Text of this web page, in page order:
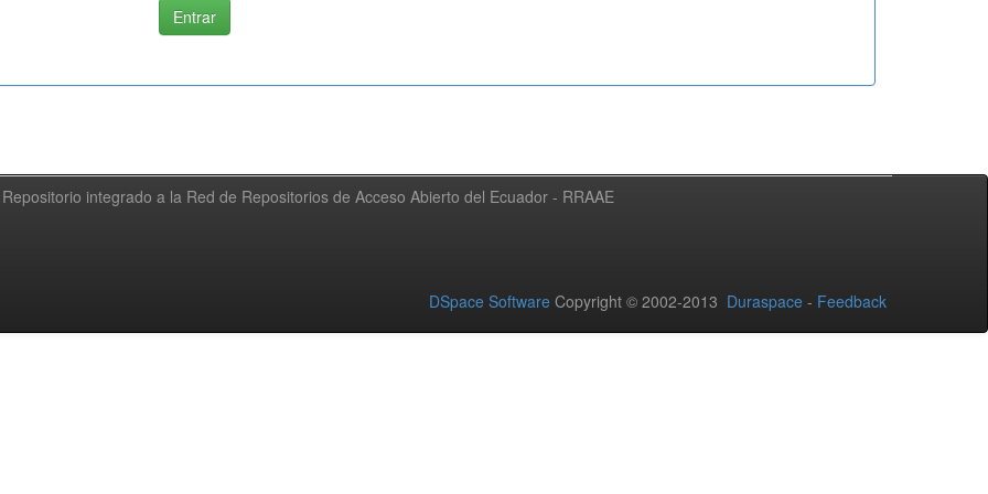
Repositorio integrado a la Red de Repositorios de Acceso Abierto del Ecuador - RRAAE
DSpace Software Copyright © 2002-2013 Duraspace - Feedback